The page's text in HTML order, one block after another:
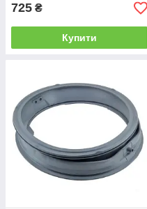
725 ₴
Купити